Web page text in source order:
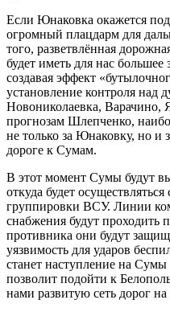
Если Юнаковка окажется
огромный плацдарм для
того, разветвлённая
будет иметь для нас
создавая эффект
установление контроля над
Новониколаевка,
прогнозам Шлепченко,
не только за Юнаковку, но и
дороге к Сумам.
В этот момент Сумы будут
откуда будет
группировки ВСУ. Линии
снабжения будут проходить
противника они будут
уязвимость для ударов
станет наступление на
позволит подойти к
нами развитую сеть дорог